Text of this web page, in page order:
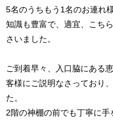
5名のうちもう1名のお連れ
知識も豊富で、適宜、こち
さいました。
ご到着早々、入口脇にある
客様にご説明なさっており
た。
2階の神棚の前でも丁寧に